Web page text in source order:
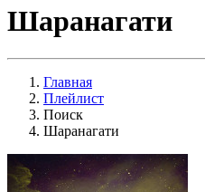
Шаранагати
Главная
Плейлист
Поиск
Шаранагати